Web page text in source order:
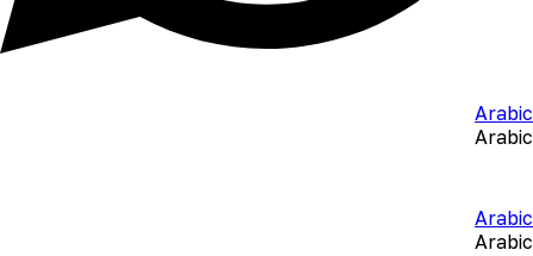
Arabic
Arabic
Arabic
Arabic